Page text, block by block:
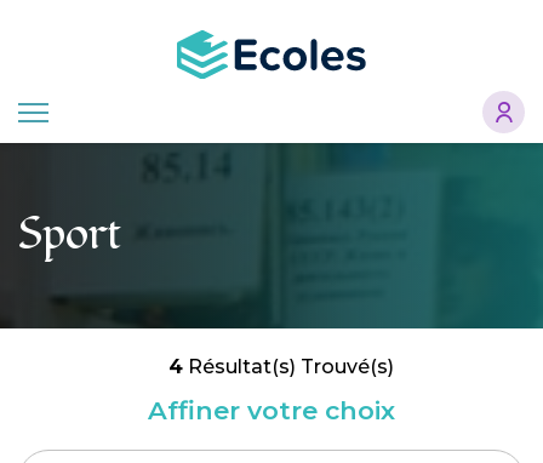
principal
Sport
4 Résultat(s) Trouvé(s)
Affiner votre choix